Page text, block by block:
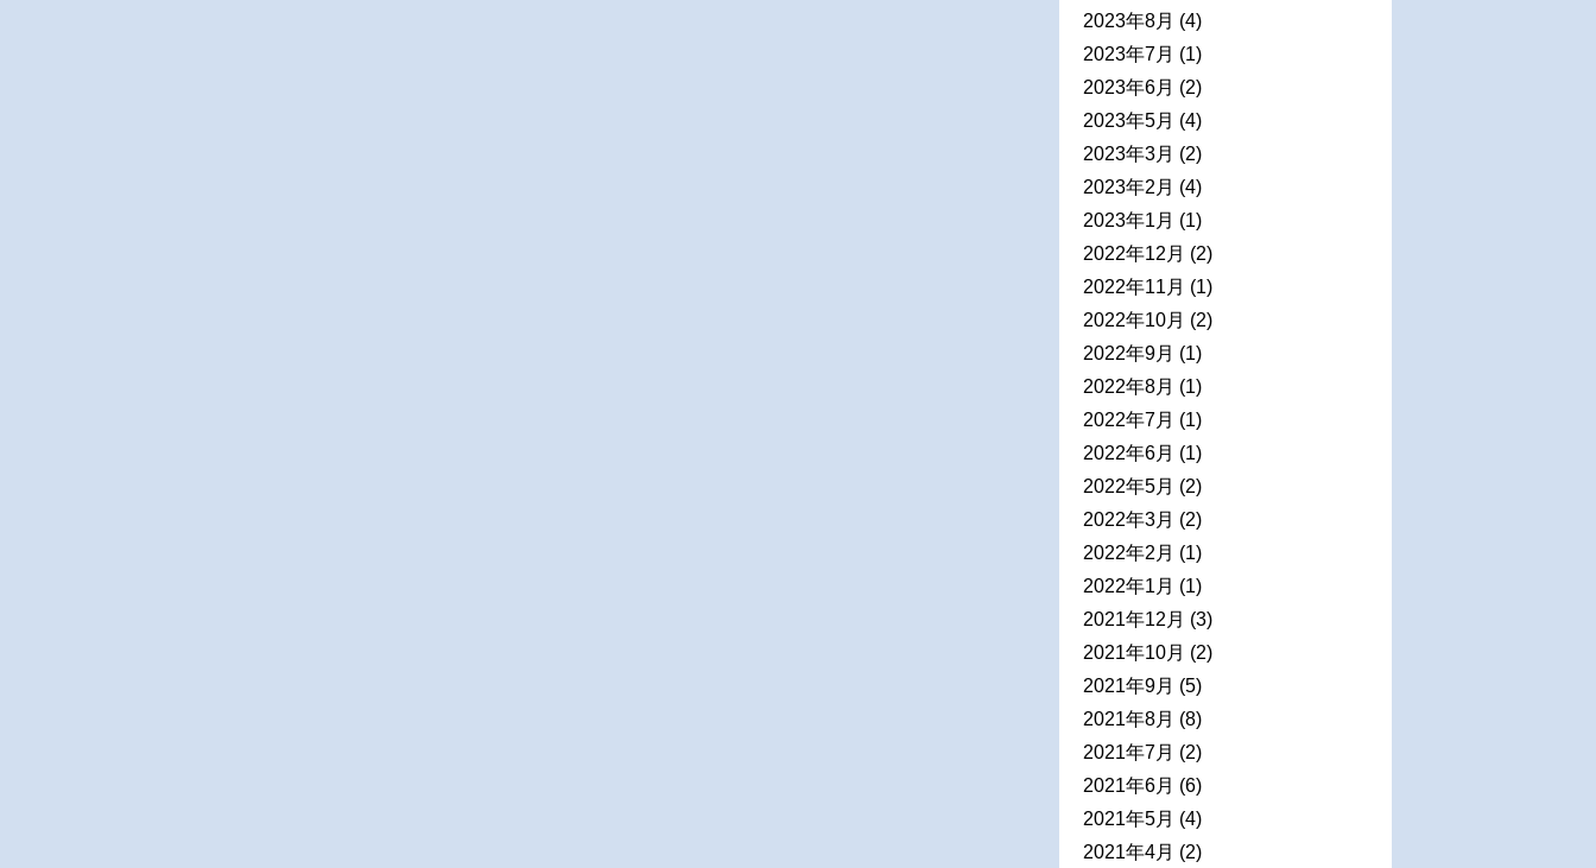
2023年8月 (4)
2023年7月 (1)
2023年6月 (2)
2023年5月 (4)
2023年3月 (2)
2023年2月 (4)
2023年1月 (1)
2022年12月 (2)
2022年11月 (1)
2022年10月 (2)
2022年9月 (1)
2022年8月 (1)
2022年7月 (1)
2022年6月 (1)
2022年5月 (2)
2022年3月 (2)
2022年2月 (1)
2022年1月 (1)
2021年12月 (3)
2021年10月 (2)
2021年9月 (5)
2021年8月 (8)
2021年7月 (2)
2021年6月 (6)
2021年5月 (4)
2021年4月 (2)